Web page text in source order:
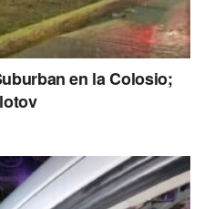
en la Colosio;